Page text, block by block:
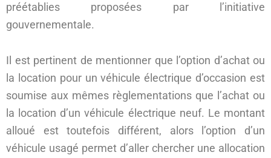
préétablies proposées par l’initiative
gouvernementale.
Il est pertinent de mentionner que l’option d’achat ou
la location pour un véhicule électrique d’occasion est
soumise aux mêmes règlementations que l’achat ou
la location d’un véhicule électrique neuf. Le montant
alloué est toutefois différent, alors l’option d’un
véhicule usagé permet d’aller chercher une allocation